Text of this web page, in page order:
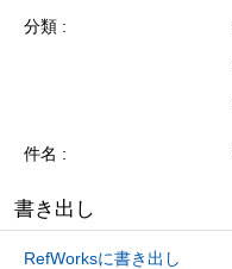
分類
件名
書き出し
RefWorksに書き出し